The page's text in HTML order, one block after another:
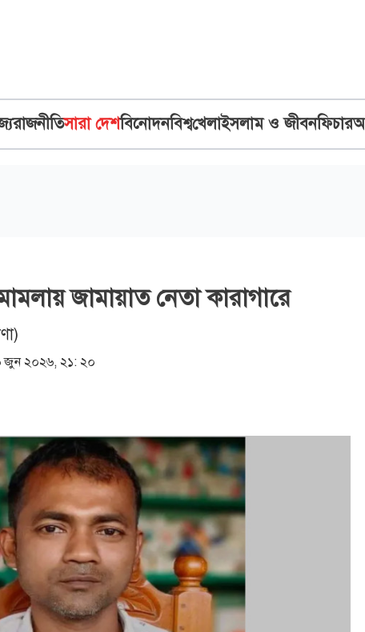
রাজনীতিসারা দেশবিনোদনবিশ্বখেলাইসলাম ও জীবনফিচার
জামায়াত নেতা কারাগারে
জুন ২০২৬, ২১: ২০